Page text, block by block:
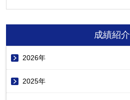
成績紹介
2026年
2025年